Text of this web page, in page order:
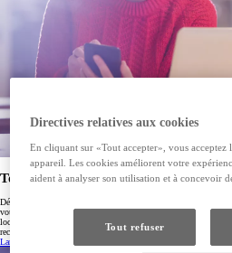
Toyota Connectivity Match
Découvrez tout le potentiel des services connectés de votre
vous suffit de saisir le numéro de châssis (VIN) pour voir
localisation de votre véhicule à la régulation de la température
recharge de votre véhicule branché – directement via
Lancer l’outil
Directives relatives aux cookies
En cliquant sur «Tout accepter», vous acceptez
appareil. Les cookies améliorent votre
aident à analyser son utilisation et à concevoir
Tout refuser